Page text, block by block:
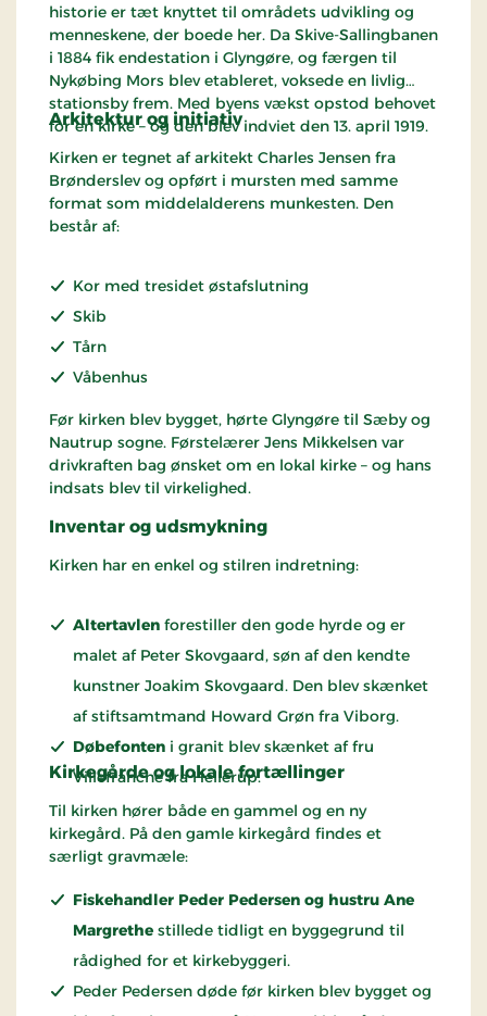
historie er tæt knyttet til områdets udvikling og
menneskene, der boede her. Da Skive-Sallingbanen
i 1884 fik endestation i Glyngøre, og færgen til
Nykøbing Mors blev etableret, voksede en livlig
stationsby frem. Med byens vækst opstod behovet
for en kirke – og den blev indviet den 13. april 1919.
Arkitektur og initiativ
Kirken er tegnet af arkitekt Charles Jensen fra
Brønderslev og opført i mursten med samme
format som middelalderens munkesten. Den
består af:
Kor med tresidet østafslutning
Skib
Tårn
Våbenhus
Før kirken blev bygget, hørte Glyngøre til Sæby og
Nautrup sogne. Førstelærer Jens Mikkelsen var
drivkraften bag ønsket om en lokal kirke – og hans
indsats blev til virkelighed.
Inventar og udsmykning
Kirken har en enkel og stilren indretning:
Altertavlen forestiller den gode hyrde og er
malet af Peter Skovgaard, søn af den kendte
kunstner Joakim Skovgaard. Den blev skænket
af stiftsamtmand Howard Grøn fra Viborg.
Døbefonten i granit blev skænket af fru
Villefranche fra Hellerup.
Kirkegårde og lokale fortællinger
Til kirken hører både en gammel og en ny
kirkegård. På den gamle kirkegård findes et
særligt gravmæle:
Fiskehandler Peder Pedersen og hustru Ane
Margrethe stillede tidligt en byggegrund til
rådighed for et kirkebyggeri.
Peder Pedersen døde før kirken blev bygget og